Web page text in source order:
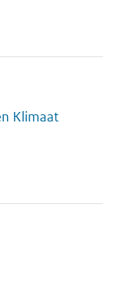
Klimaat